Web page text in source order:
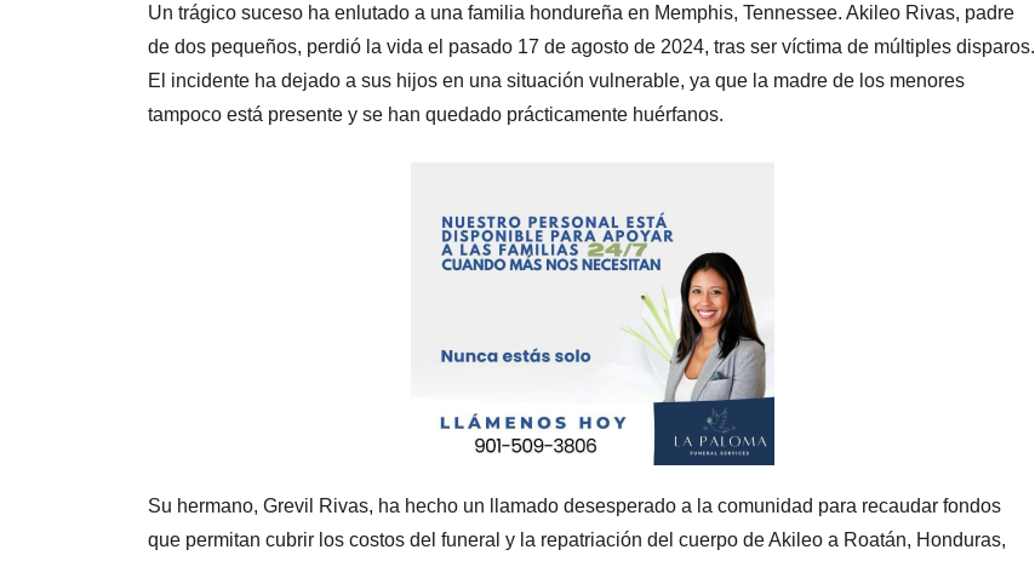
Un trágico suceso ha enlutado a una familia hondureña en Memphis, Tennessee. Akileo Rivas, padre
de dos pequeños, perdió la vida el pasado 17 de agosto de 2024, tras ser víctima de múltiples disparos.
El incidente ha dejado a sus hijos en una situación vulnerable, ya que la madre de los menores
tampoco está presente y se han quedado prácticamente huérfanos.
Su hermano, Grevil Rivas, ha hecho un llamado desesperado a la comunidad para recaudar fondos
que permitan cubrir los costos del funeral y la repatriación del cuerpo de Akileo a Roatán, Honduras,